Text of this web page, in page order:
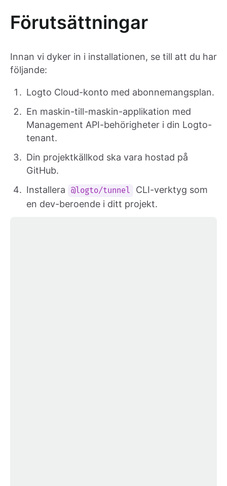
Förutsättningar
Innan vi dyker in i installationen, se till att du har
följande:
Logto Cloud-konto med abonnemangsplan.
En maskin-till-maskin-applikation med
Management API-behörigheter i din Logto-
tenant.
Din projektkällkod ska vara hostad på
GitHub.
Installera
@logto/tunnel
CLI-verktyg som
en dev-beroende i ditt projekt.